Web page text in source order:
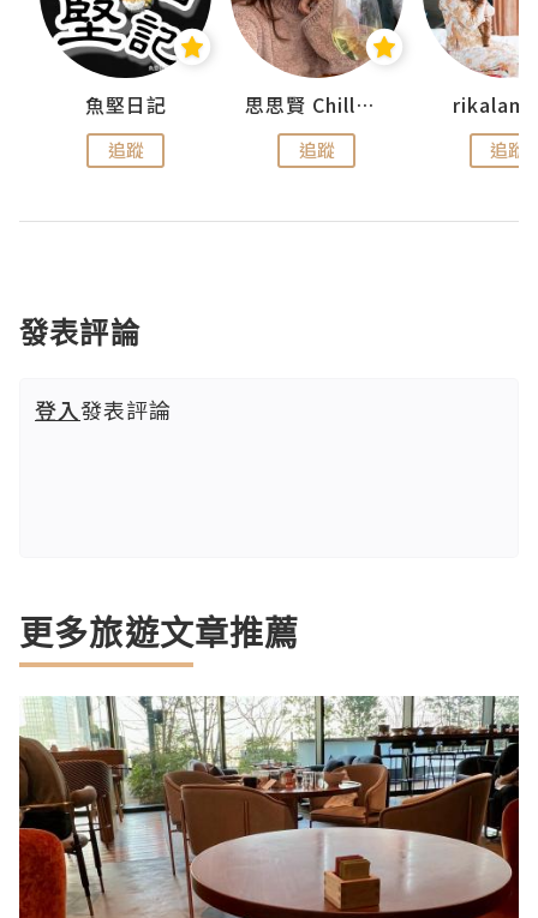
魚堅日記
追蹤
思思賢 ChillMyBabe
追蹤 追蹤
發表評論
登入發表評論
更多旅遊文章推薦